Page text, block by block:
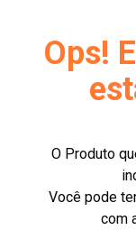
Ops!
O Produto
Você pode
com